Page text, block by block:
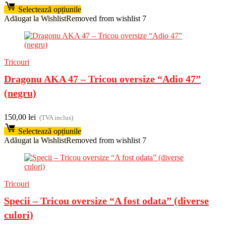
Selectează opțiunile
Adăugat la WishlistRemoved from wishlist 7
Tricouri
Dragonu AKA 47 – Tricou oversize “Adio 47”
(negru)
150,00 lei (TVA inclus)
Selectează opțiunile
Adăugat la WishlistRemoved from wishlist 7
Tricouri
Specii – Tricou oversize “A fost odata” (diverse
culori)